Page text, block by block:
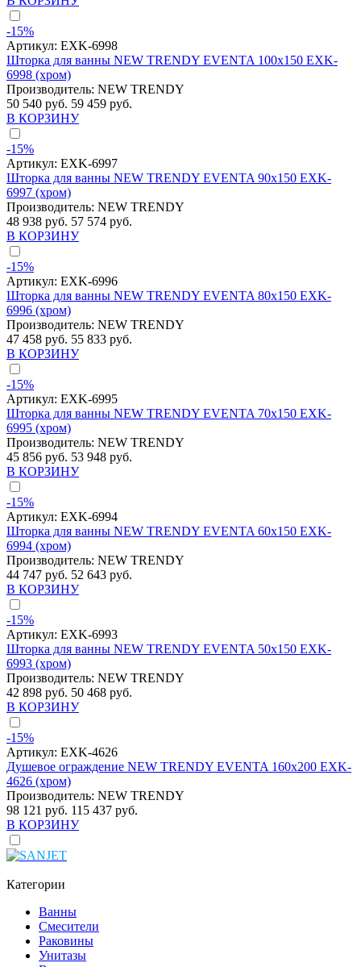
-15%
Артикул: EXK-6998
Шторка для ванны NEW TRENDY EVENTA 100x150 EXK-
6998 (хром)
Производитель: NEW TRENDY
50 540 руб. 59 459 руб.
В КОРЗИНУ
-15%
Артикул: EXK-6997
Шторка для ванны NEW TRENDY EVENTA 90x150 EXK-
6997 (хром)
Производитель: NEW TRENDY
48 938 руб. 57 574 руб.
В КОРЗИНУ
-15%
Артикул: EXK-6996
Шторка для ванны NEW TRENDY EVENTA 80x150 EXK-
6996 (хром)
Производитель: NEW TRENDY
47 458 руб. 55 833 руб.
В КОРЗИНУ
-15%
Артикул: EXK-6995
Шторка для ванны NEW TRENDY EVENTA 70x150 EXK-
6995 (хром)
Производитель: NEW TRENDY
45 856 руб. 53 948 руб.
В КОРЗИНУ
-15%
Артикул: EXK-6994
Шторка для ванны NEW TRENDY EVENTA 60x150 EXK-
6994 (хром)
Производитель: NEW TRENDY
44 747 руб. 52 643 руб.
В КОРЗИНУ
-15%
Артикул: EXK-6993
Шторка для ванны NEW TRENDY EVENTA 50x150 EXK-
6993 (хром)
Производитель: NEW TRENDY
42 898 руб. 50 468 руб.
В КОРЗИНУ
-15%
Артикул: EXK-4626
Душевое ограждение NEW TRENDY EVENTA 160x200 EXK-
4626 (хром)
Производитель: NEW TRENDY
98 121 руб. 115 437 руб.
В КОРЗИНУ
Категории
Ванны
Смесители
Раковины
Унитазы